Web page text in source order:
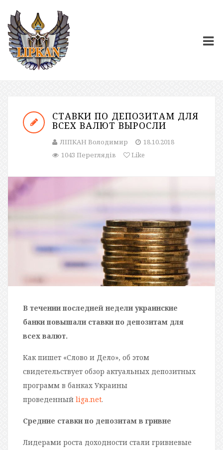
СТАВКИ ПО ДЕПОЗИТАМ ДЛЯ
ВСЕХ ВАЛЮТ ВЫРОСЛИ
ЛІПКАН Володимир
18.10.2018
1043 Переглядів
Like
В течении последней недели украинские
банки повышали ставки по депозитам для
всех валют.
Как пишет «Слово и Дело», об этом
свидетельствует обзор актуальных депозитных
программ в банках Украины
проведенный liga.net.
Средние ставки по депозитам в гривне
Лидерами роста доходности стали гривневые